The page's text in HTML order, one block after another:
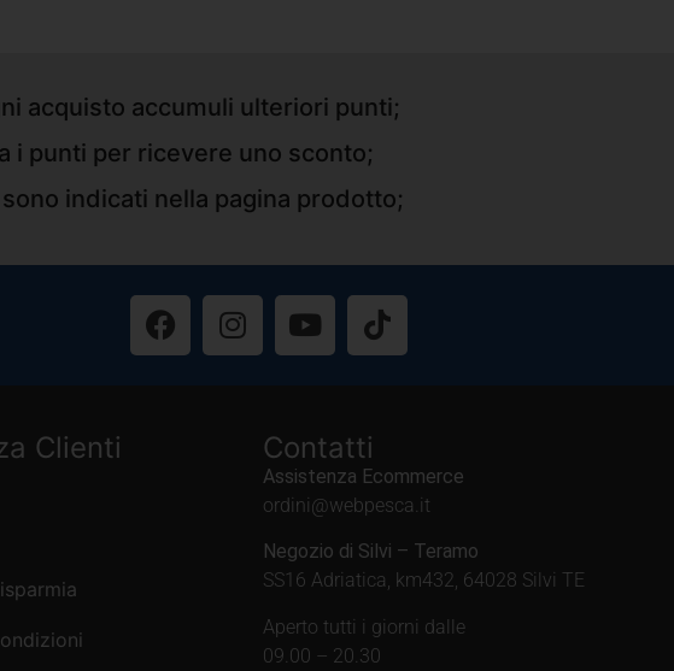
acquisto accumuli ulteriori punti;
i punti per ricevere uno sconto;
indicati nella pagina prodotto;
Clienti Contatti
Assistenza Ecommerce
ordini@webpesca.it
Negozio di Silvi – Teramo
SS16 Adriatica, km432, 64028 Silvi TE
Aperto tutti i giorni dalle
09.00 – 20.30